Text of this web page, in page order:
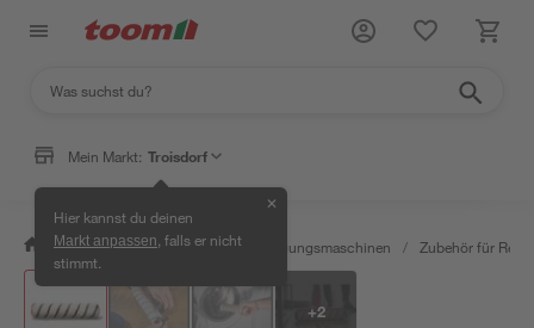
Mein Markt: Troisdorf
Hier kannst du deinen
Markt anpassen , falls er nicht
stimmt.
✕
/ Werkstatt & Maschinen / Reinigungsmaschinen / Zubehör für
+2